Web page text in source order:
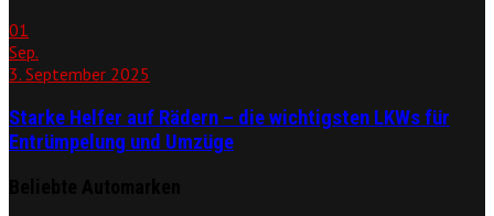
01
Sep.
3. September 2025
Starke Helfer auf Rädern – die wichtigsten LKWs für
Entrümpelung und Umzüge